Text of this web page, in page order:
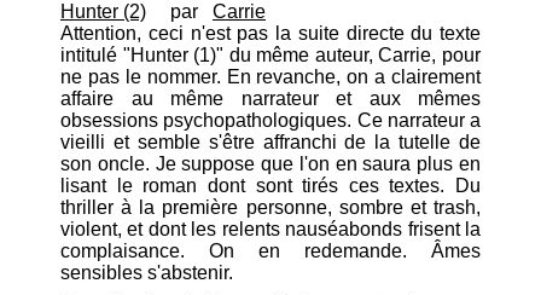
Hunter (2) par Carrie
Attention, ceci n'est pas la suite directe du texte
intitulé "Hunter (1)" du même auteur, Carrie, pour
ne pas le nommer. En revanche, on a clairement
affaire au même narrateur et aux mêmes
obsessions psychopathologiques. Ce narrateur a
vieilli et semble s'être affranchi de la tutelle de
son oncle. Je suppose que l'on en saura plus en
lisant le roman dont sont tirés ces textes. Du
thriller à la première personne, sombre et trash,
violent, et dont les relents nauséabonds frisent la
complaisance. On en redemande. Âmes
sensibles s'abstenir.